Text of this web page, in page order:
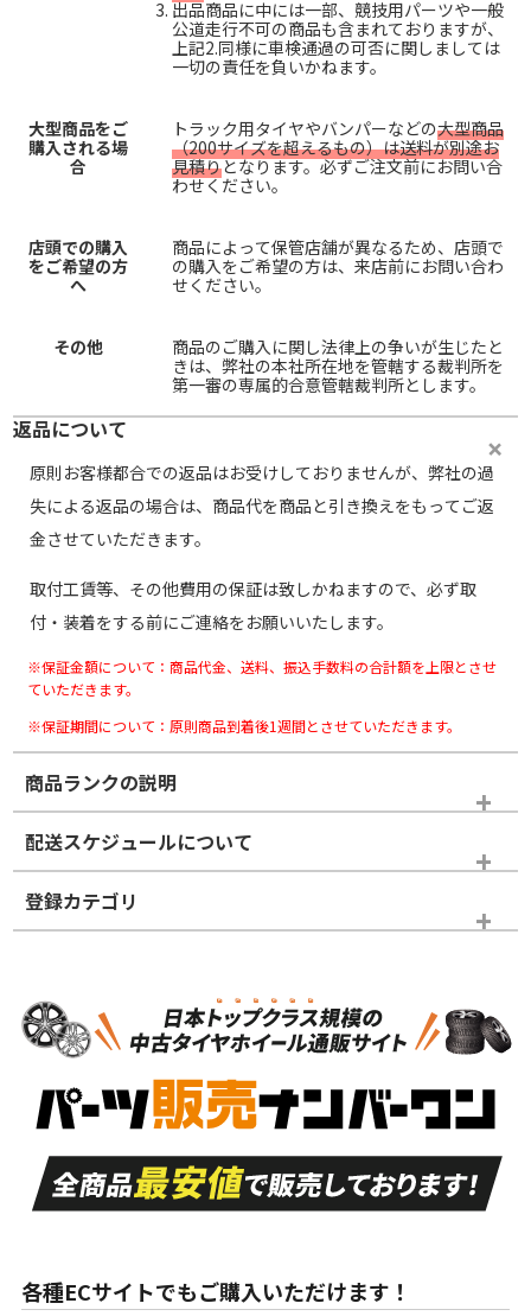
出品商品に中には一部、競技用パーツや一般
公道走行不可の商品も含まれておりますが、
上記2.同様に車検通過の可否に関しましては
一切の責任を負いかねます。
大型商品をご
購入される場
合
トラック用タイヤやバンパーなどの大型商品
（200サイズを超えるもの）は送料が別途お
見積りとなります。必ずご注文前にお問い合
わせください。
店頭での購入
をご希望の方
へ
商品によって保管店舗が異なるため、店頭で
の購入をご希望の方は、来店前にお問い合わ
せください。
その他
商品のご購入に関し法律上の争いが生じたと
きは、弊社の本社所在地を管轄する裁判所を
第一審の専属的合意管轄裁判所とします。
返品について
原則お客様都合での返品はお受けしておりませんが、弊社の過
失による返品の場合は、商品代を商品と引き換えをもってご返
金させていただきます。
取付工賃等、その他費用の保証は致しかねますので、必ず取
付・装着をする前にご連絡をお願いいたします。
※保証金額について：商品代金、送料、振込手数料の合計額を上限とさせ
ていただきます。
※保証期間について：原則商品到着後1週間とさせていただきます。
商品ランクの説明
※商品ランクは出品者の主観により判断しておりますので、あら
かじめご了承ください。
ホイールランク
S
品）
S
新車外し品（新古
付き
A
走行距離も少なく、
目立つ傷もほとんど
ない中古品
A
走行距離も少なく、
非常に状態の良い中
古品
な中古品
んどない中古品
配送スケジュールについて
登録カテゴリ
パーツ
各種ECサイトでもご購入いただけます！